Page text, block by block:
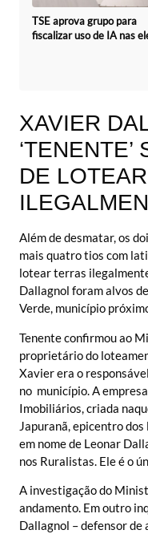
TSE aprova grupo para
fiscalizar uso de IA nas
XAVIER
DE
Além de desmatar, os
mais quatro tios com
lotear terras
Dallagnol foram alvos
Verde, município
Tenente confirmou ao
proprietário do
Xavier era o
no município. A
Imobiliários, criada
Japuranã, epicentro
em nome de Leonar
nos Ruralistas. Ele é o
A investigação do
andamento. Em outro
Dallagnol – defensor de